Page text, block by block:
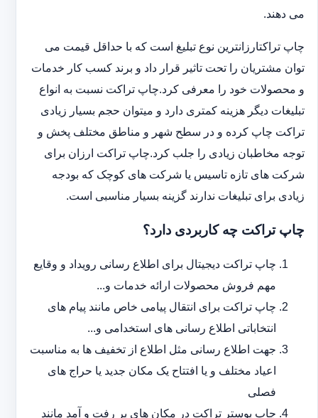
می دهند.
چاپ تراکت‏ارزانترین نوع تبلیغ است که با حداقل قیمت می
توان مشتریان را تحت تاثیر قرار داد و برند کسب کار خدمات
و محصولات خود را معرفی کرد.چاپ تراکت نسبت به انواع
تبلیغات دیگر هزینه کمتری دارد و می‎توان حجم بسیار زیادی
تراکت چاپ کرده و در سطح شهر و مناطق مختلف پخش و
توجه مخاطبان زیادی را جلب کرد.چاپ تراکت ارزان برای
شرکت های تازه تاسیس یا شرکت های کوچک که بودجه
زیادی برای تبلیغات ندارند گزینه بسیار مناسبی است.
چاپ تراکت چه کاربردی دارد؟
چاپ تراکت دیجیتال برای اطلاع رسانی رویداد و وقایع
مهم فروش محصولات ارائه خدمات و...
چاپ تراکت برای انتقال پیامی خاص مانند پیام های
انتخاباتی اطلاع رسانی های استخدامی و...
جهت اطلاع رسانی مثل اطلاع از تخفیف ها به مناسبت
اعیاد مختلف و یا افتتاح یک مکان جدید یا حراج های
فصلی
چاپ پوستر تراکت در مکان های پر رفت و آمد مانند